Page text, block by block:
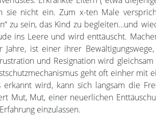
sie nicht ein. Zum x-ten Male
zu sein, das Kind zu begleiten…und
ins Leere und wird enttäuscht.
ist einer ihrer
und Resignation wird
geht oft einher mit
erkannt wird, kann sich langsam die
Mut, Mut, einer neuerlichen
einzulassen.